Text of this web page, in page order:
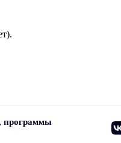
программы